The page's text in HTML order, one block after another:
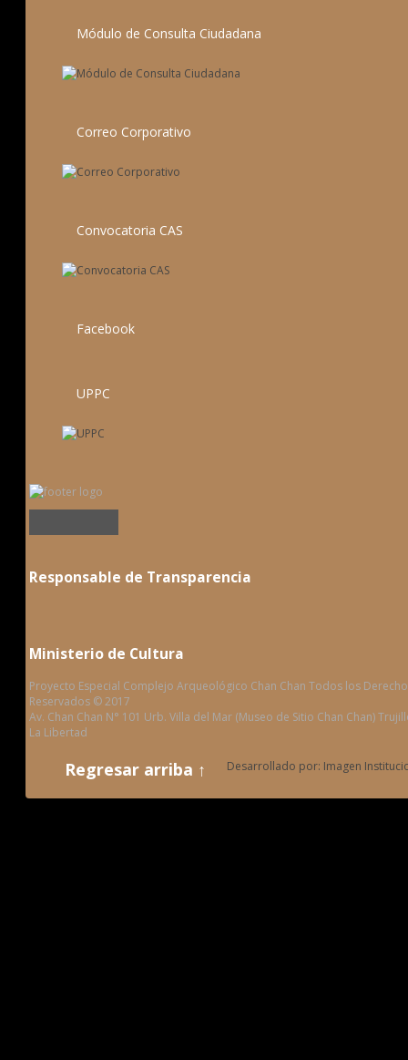
Módulo de Consulta Ciudadana
Correo Corporativo
Convocatoria CAS
Facebook
UPPC
Responsable de Transparencia
Ministerio de Cultura
Proyecto Especial Complejo Arqueológico Chan Chan Todos los
Reservados © 2017
Av. Chan Chan N° 101 Urb. Villa del Mar (Museo de Sitio Chan Chan)
La Libertad
Desarrollado por: Imagen
Regresar arriba ↑